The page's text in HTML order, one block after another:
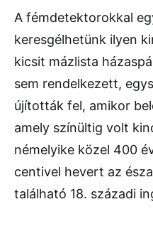
A fémdetektorokkal
keresgélhetünk ilyen
kicsit mázlista
sem rendelkezett,
újították fel, amikor
amely színültig volt
némelyike közel 400
centivel hevert az
található 18. századi